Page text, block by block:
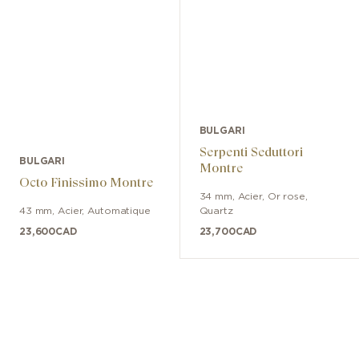
BULGARI
Octo Finissimo Montre
43 mm Acier, Automatique
23,600CAD
BULGARI
Serpenti Seduttori
Montre
34 mm Acier, Or rose
Quartz
23,700CAD